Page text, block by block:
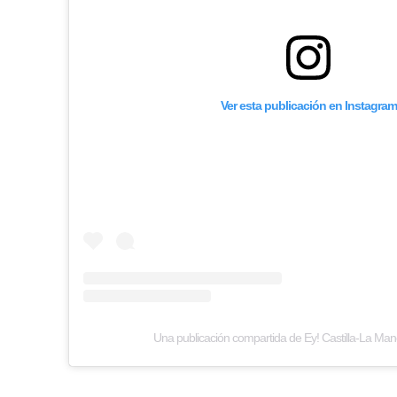
Ver esta publicación en Instagram
Una publicación compartida de Ey! Castilla-La